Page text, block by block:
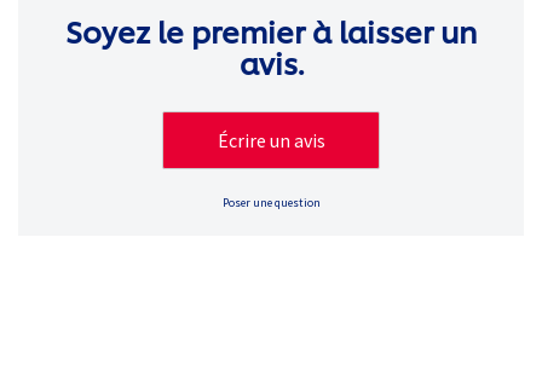
Soyez le premier à laisser un
avis.
Écrire un avis
Poser une question